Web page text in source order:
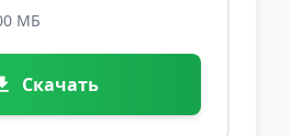
МБ
Скачать